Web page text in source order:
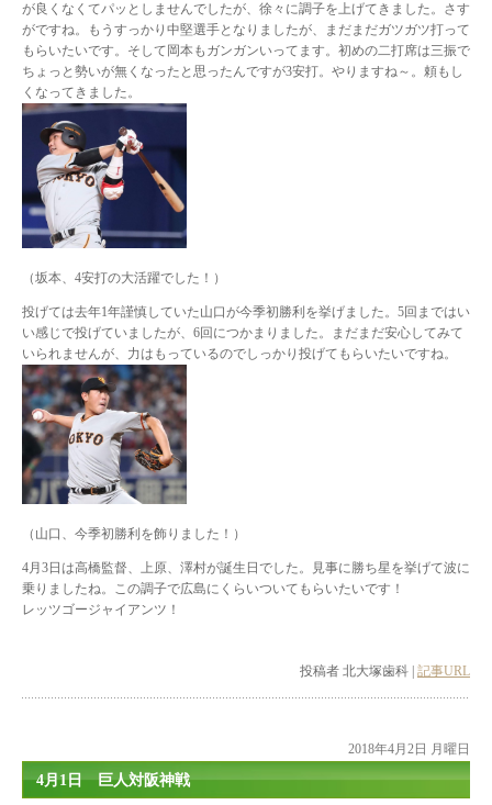
が良くなくてパッとしませんでしたが、徐々に調子を上げてきました。さす
がですね。もうすっかり中堅選手となりましたが、まだまだガツガツ打って
もらいたいです。そして岡本もガンガンいってます。初めの二打席は三振で
ちょっと勢いが無くなったと思ったんですが3安打。やりますね～。頼もし
くなってきました。
（坂本、4安打の大活躍でした！）
投げては去年1年謹慎していた山口が今季初勝利を挙げました。5回まではい
い感じで投げていましたが、6回につかまりました。まだまだ安心してみて
いられませんが、力はもっているのでしっかり投げてもらいたいですね。
（山口、今季初勝利を飾りました！）
4月3日は高橋監督、上原、澤村が誕生日でした。見事に勝ち星を挙げて波に
乗りましたね。この調子で広島にくらいついてもらいたいです！
レッツゴージャイアンツ！
投稿者 北大塚歯科 | 記事URL
2018年4月2日 月曜日
4月1日 巨人対阪神戦